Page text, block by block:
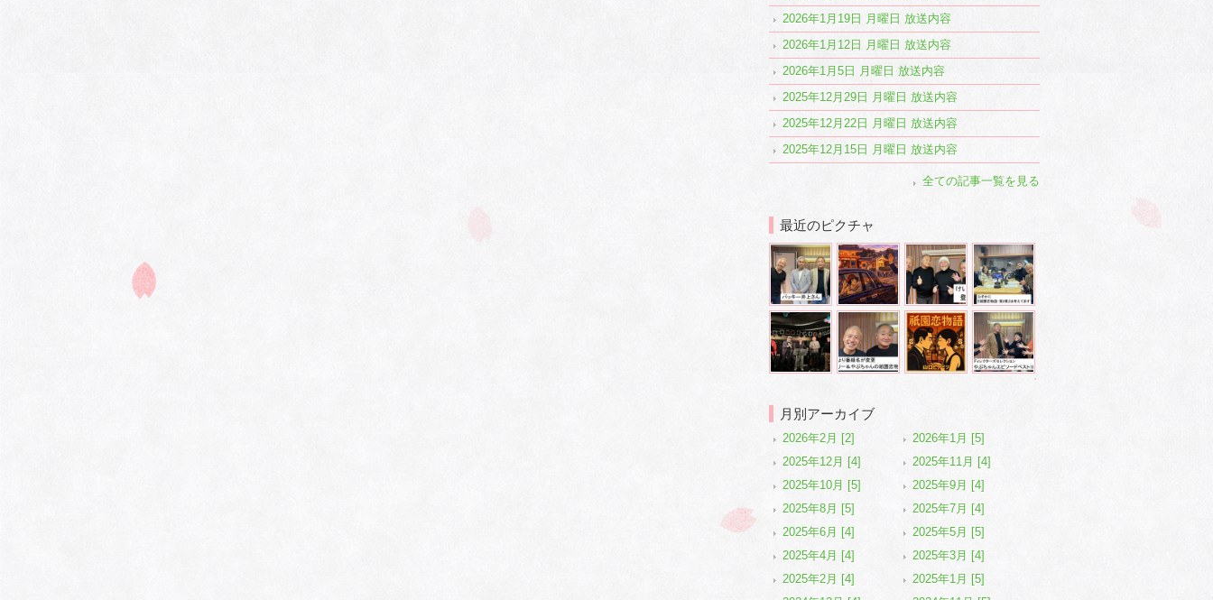
2026年1月19日 月曜日 放送内容
2026年1月12日 月曜日 放送内容
2026年1月5日 月曜日 放送内容
2025年12月29日 月曜日 放送内容
2025年12月22日 月曜日 放送内容
2025年12月15日 月曜日 放送内容
全ての記事一覧を見る
最近のピクチャ
月別アーカイブ
2026年2月 [2]
2026年1月 [5]
2025年12月 [4]
2025年11月 [4]
2025年10月 [5]
2025年9月 [4]
2025年8月 [5]
2025年7月 [4]
2025年6月 [4]
2025年5月 [5]
2025年4月 [4]
2025年3月 [4]
2025年2月 [4]
2025年1月 [5]